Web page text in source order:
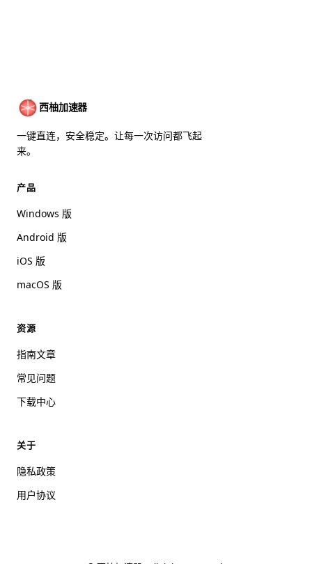
西柚加速器
一键直连，安全稳定。让每一次访问都飞起
来。
产品
Windows 版
Android 版
iOS 版
macOS 版
资源
指南文章
常见问题
下载中心
关于
隐私政策
用户协议